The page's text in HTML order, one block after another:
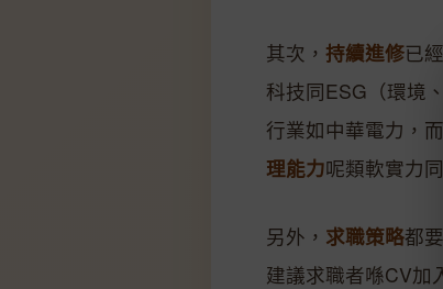
其次， 持續進修已
科技同ESG（環境
行業如中華電力，
理能力呢類軟實力
另外， 求職策略都
建議求職者喺CV加